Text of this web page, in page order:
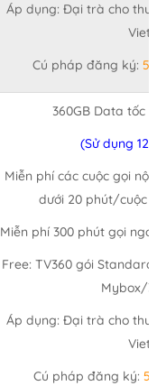
Áp dụng: Đại trà cho
Cú pháp đăng ký:
360GB Data tốc
(Sử dụng
Miễn phí các cuộc gọi
dưới 20 phút/cuộc
Miễn phí 300 phút gọi
Free: TV360 gói
Mybox/
Áp dụng: Đại trà cho
Cú pháp đăng ký: